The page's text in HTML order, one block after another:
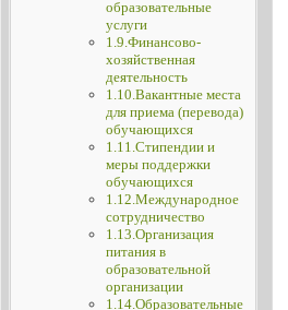
образовательные
услуги
1.9.Финансово-
хозяйственная
деятельность
1.10.Вакантные места
для приема (перевода)
обучающихся
1.11.Стипендии и
меры поддержки
обучающихся
1.12.Международное
сотрудничество
1.13.Организация
питания в
образовательной
организации
1.14.Образовательные